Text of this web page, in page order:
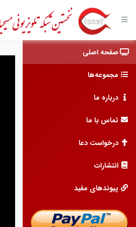
صفحه اصلی
مجموعه‌ها
درباره ما
تماس با ما
درخواست دعا
انتشارات
پیوندهای مفید